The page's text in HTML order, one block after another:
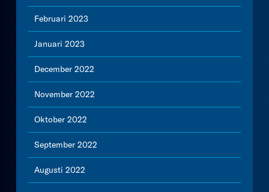
Februari 2023
Januari 2023
December 2022
November 2022
Oktober 2022
September 2022
Augusti 2022